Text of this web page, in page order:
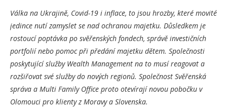
Válka na Ukrajině, Covid-19 i inflace, to jsou hrozby, které movité
jedince nutí zamyslet se nad ochranou majetku. Důsledkem je
rostoucí poptávka po svěřenských fondech, správě investičních
portfolií nebo pomoc při předání majetku dětem. Společnosti
poskytující služby Wealth Management na to musí reagovat a
rozšiřovat své služby do nových regionů. Společnost Svěřenská
správa a Multi Family Office proto otevírají novou pobočku v
Olomouci pro klienty z Moravy a Slovenska.